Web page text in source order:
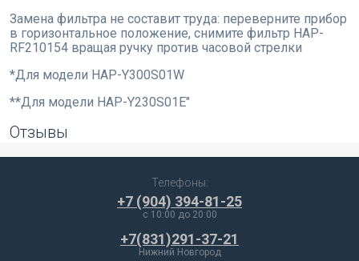
Замена фильтра не составит труда: переверните прибор
в горизонтальное положение, снимите фильтр HAP-
RF210154 вращая ручку против часовой стрелки
*Для модели HAP-Y300S01W
**Для модели HAP-Y230S01E"
Отзывы
Телефоны:
+7 (904) 394-81-25
c 10:00 до 20:00
+7(831)291-37-21
Нижний Новгород